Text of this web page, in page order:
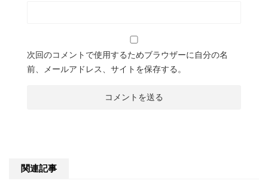
次回のコメントで使用するためブラウザーに自分の名
前、メールアドレス、サイトを保存する。
関連記事